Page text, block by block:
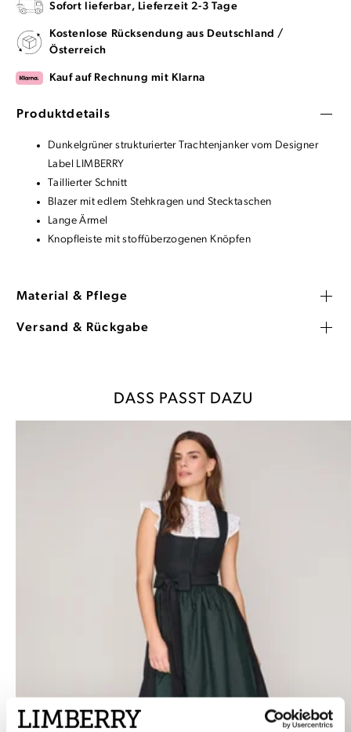
Sofort lieferbar, Lieferzeit 2-3 Tage
Kostenlose Rücksendung aus Deutschland /
Österreich
Kauf auf Rechnung mit Klarna
Produktdetails
Dunkelgrüner strukturierter Trachtenjanker vom Designer
Label LIMBERRY
Taillierter Schnitt
Blazer mit edlem Stehkragen und Stecktaschen
Lange Ärmel
Knopfleiste mit stoffüberzogenen Knöpfen
Material & Pflege
Versand & Rückgabe
DASS PASST DAZU